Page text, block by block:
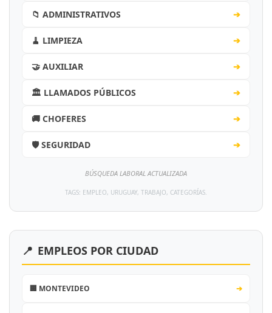
📁 ADMINISTRATIVOS ➔
🧹 LIMPIEZA ➔
🤝 AUXILIAR ➔
🏛️ LLAMADOS PÚBLICOS ➔
🚚 CHOFERES ➔
🛡️ SEGURIDAD ➔
BÚSQUEDA LABORAL ACTUALIZADA
TAGS: EMPLEO, URUGUAY, TRABAJO, CATEGORÍAS.
📍 EMPLEOS POR CIUDAD
🏢 MONTEVIDEO ➔